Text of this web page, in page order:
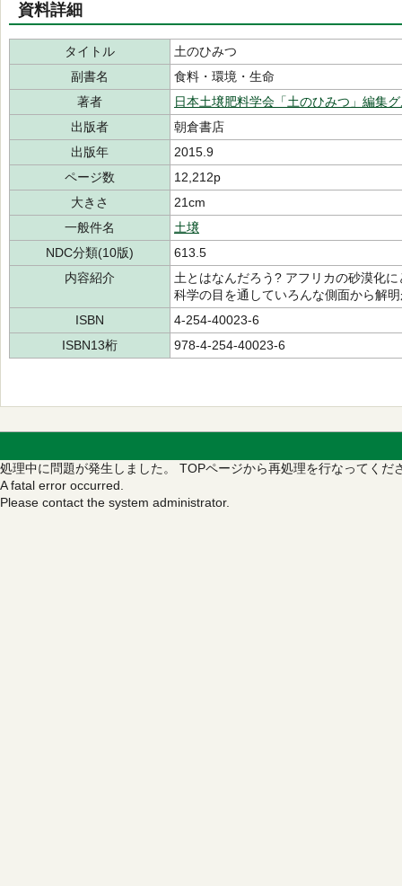
資料詳細
タイトル
土のひみつ
副書名
食料・環境・生命
著者
日本土壌肥料学会「土のひみつ」編集
出版者
朝倉書店
出版年
2015.9
ページ数
12,212p
大きさ
21cm
一般件名
土壌
NDC分類(10版)
613.5
内容紹介
土とはなんだろう? アフリカの砂漠化
科学の目を通していろんな側面から解
ISBN
4-254-40023-6
ISBN13桁
978-4-254-40023-6
処理中に問題が発生しました。 TOPページから再処理を行なってくだ
A fatal error occurred.
Please contact the system administrator.